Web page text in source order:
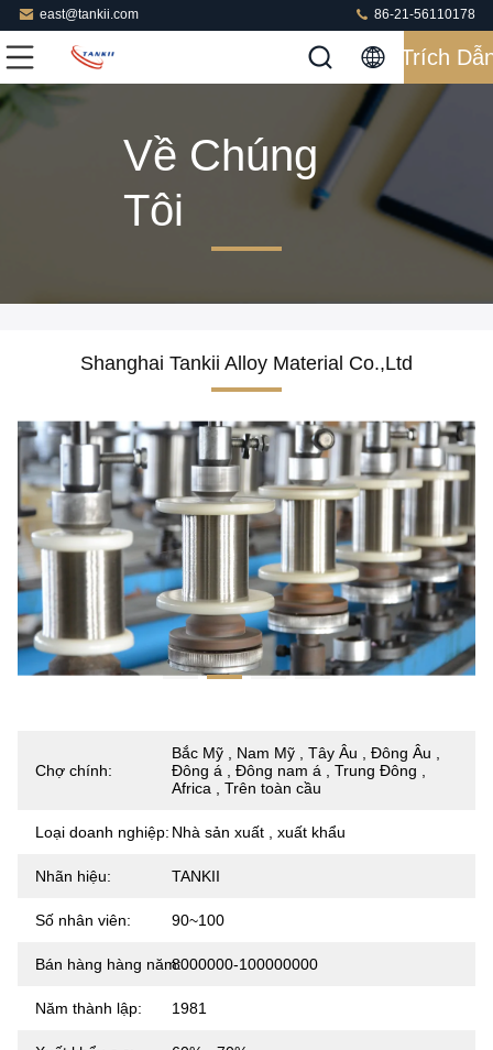
east@tankii.com 86-21-56110178
Trích
Về Chúng
Tôi
Shanghai Tankii Alloy Material Co.,Ltd
Chợ chính:
Bắc Mỹ , Nam Mỹ , Tây Âu , Đông Âu ,
Đông á , Đông nam á , Trung Đông ,
Africa , Trên toàn cầu
Loại doanh nghiệp: Nhà sản xuất , xuất khẩu
Nhãn hiệu: TANKII
Số nhân viên: 90~100
Bán hàng hàng năm:8000000-100000000
Năm thành lập: 1981